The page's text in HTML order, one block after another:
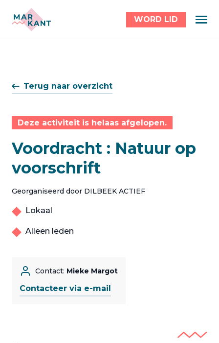
WORD LID
Terug naar overzicht
Deze activiteit is helaas afgelopen.
Voordracht : Natuur op
voorschrift
Georganiseerd door DILBEEK ACTIEF
Lokaal
Alleen leden
Contact: Mieke Margot
Contacteer via e-mail